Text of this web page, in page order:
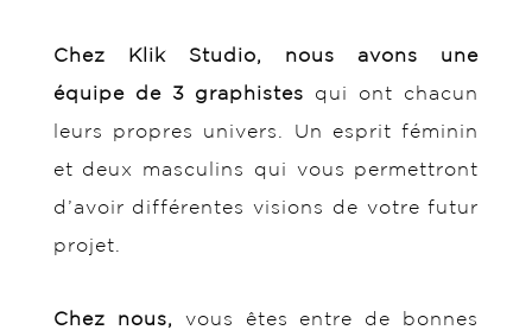
Chez Klik Studio, nous avons une
équipe de 3 graphistes qui ont chacun
leurs propres univers. Un esprit féminin
et deux masculins qui vous permettront
d’avoir différentes visions de votre futur
projet.
Chez nous, vous êtes entre de bonnes